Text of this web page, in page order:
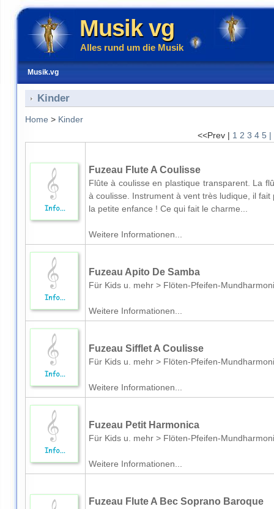
Musik vg
Alles rund um die Musik
Musik.vg
Kinder
Home > Kinder
<<Prev | 1 2 3 4 5 |
Fuzeau Flute A Coulisse
Flûte à coulisse en plastique transparent. La
à coulisse. Instrument à vent très ludique, il
la petite enfance ! Ce qui fait le charme...
Weitere Informationen...
Fuzeau Apito De Samba
Für Kids u. mehr > Flöten-Pfeifen-
Weitere Informationen...
Fuzeau Sifflet A Coulisse
Für Kids u. mehr > Flöten-Pfeifen-
Weitere Informationen...
Fuzeau Petit Harmonica
Für Kids u. mehr > Flöten-Pfeifen-
Weitere Informationen...
Fuzeau Flute A Bec Soprano Baroque